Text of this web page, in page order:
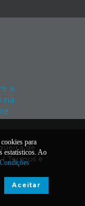
de
| Termos e
para
estatísticos. Ao
Aceitar